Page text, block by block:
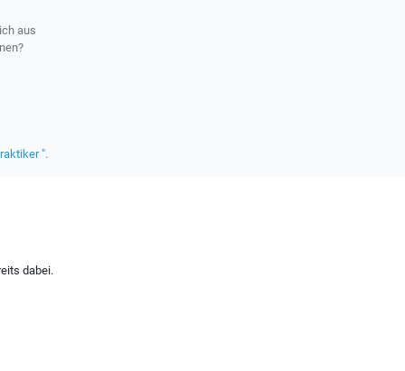
aus
".
dabei.